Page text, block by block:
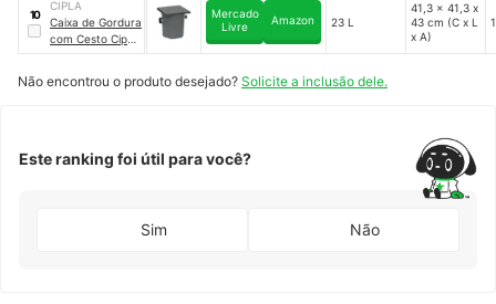
10
CIPLA
Caixa de Gordura
com Cesto Cipla
｜3099
Mercado
Livre
Amazon 23 L
41,3 x 41,3 x
43 cm (C x L
x A)
Não encontrou o produto desejado? Solicite a inclusão dele.
Este ranking foi útil para você?
Sim Não